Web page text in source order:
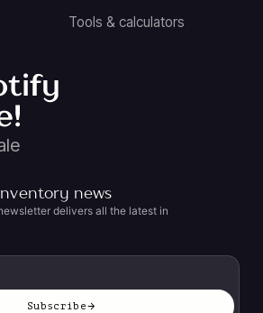
Tools & calculators
news
delivers all the latest in
Subscribe